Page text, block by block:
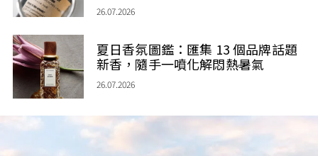
26.07.2026
夏日香氛圖鑑：匯集 13 個品牌話題
新香，隨手一噴化解悶熱暑氣
26.07.2026